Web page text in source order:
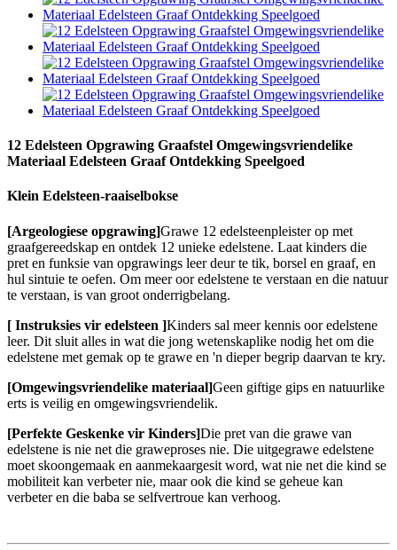
12 Edelsteen Opgrawing Graafstel Omgewingsvriendelike
Materiaal Edelsteen Graaf Ontdekking Speelgoed
Klein Edelsteen-raaiselbokse
[Argeologiese opgrawing]Grawe 12 edelsteenpleister op met
graafgereedskap en ontdek 12 unieke edelstene. Laat kinders die
pret en funksie van opgrawings leer deur te tik, borsel en graaf, en
hul sintuie te oefen. Om meer oor edelstene te verstaan ​​en die natuur
te verstaan, is van groot onderrigbelang.
[ Instruksies vir edelsteen ]Kinders sal meer kennis oor edelstene
leer. Dit sluit alles in wat die jong wetenskaplike nodig het om die
edelstene met gemak op te grawe en 'n dieper begrip daarvan te kry.
[Omgewingsvriendelike materiaal]Geen giftige gips en natuurlike
erts is veilig en omgewingsvriendelik.
[Perfekte Geskenke vir Kinders]Die pret van die grawe van
edelstene is nie net die graweproses nie. Die uitgegrawe edelstene
moet skoongemaak en aanmekaargesit word, wat nie net die kind se
mobiliteit kan verbeter nie, maar ook die kind se geheue kan
verbeter en die baba se selfvertroue kan verhoog.